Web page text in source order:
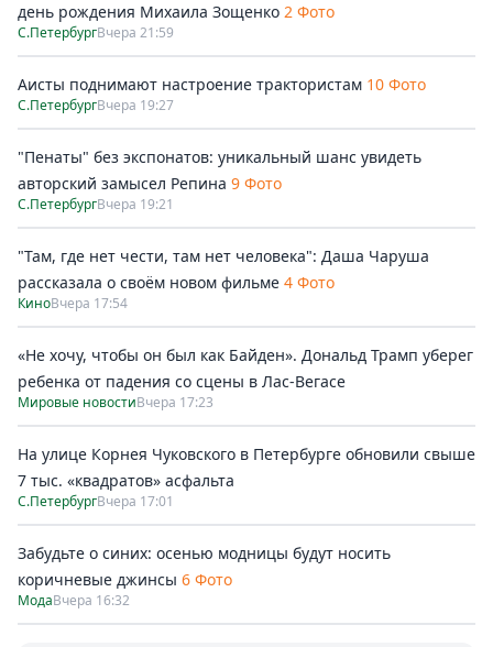
день рождения Михаила Зощенко 2 Фото
С.ПетербургВчера 21:59
Аисты поднимают настроение трактористам 10 Фото
С.ПетербургВчера 19:27
"Пенаты" без экспонатов: уникальный шанс увидеть
авторский замысел Репина 9 Фото
С.ПетербургВчера 19:21
"Там, где нет чести, там нет человека": Даша Чаруша
рассказала о своём новом фильме 4 Фото
КиноВчера 17:54
«Не хочу, чтобы он был как Байден». Дональд Трамп уберег
ребенка от падения со сцены в Лас-Вегасе
Мировые новостиВчера 17:23
На улице Корнея Чуковского в Петербурге обновили свыше
7 тыс. «квадратов» асфальта
С.ПетербургВчера 17:01
Забудьте о синих: осенью модницы будут носить
коричневые джинсы 6 Фото
МодаВчера 16:32